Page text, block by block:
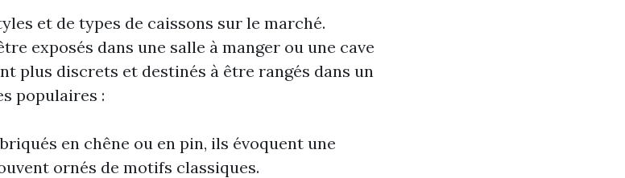
et de types de caissons sur le marché.
exposés dans une salle à manger ou une cave
plus discrets et destinés à être rangés dans un
populaires :
en chêne ou en pin, ils évoquent une
ornés de motifs classiques.